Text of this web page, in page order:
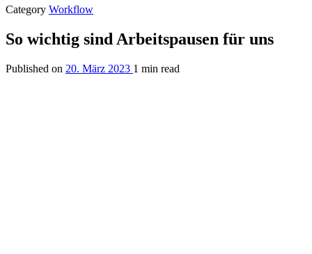
Category Workflow
So wichtig sind Arbeitspausen für uns
Published on 20. März 2023 1 min read